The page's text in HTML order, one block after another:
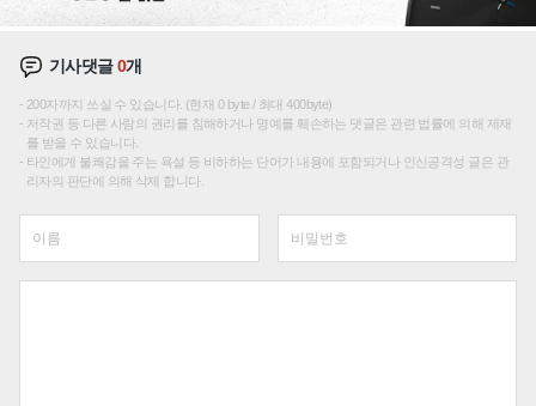
기사댓글0개
200자까지 쓰실 수 있습니다. (현재 0 byte / 최대 400byte)
저작권 등 다른 사람의 권리를 침해하거나 명예를 훼손하는 댓글은 관련 법률에 의해 제재
를 받을 수 있습니다.
타인에게 불쾌감을 주는 욕설 등 비하하는 단어가 내용에 포함되거나 인신공격성 글은 관
리자의 판단에 의해 삭제 합니다.